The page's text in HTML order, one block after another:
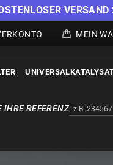
MEIN
IHRE REFERENZ